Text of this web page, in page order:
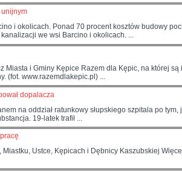
i okolicach. Ponad 70 procent kosztów budowy
we wsi Barcino i okolicach. ...
Miasta i Gminy Kępice Razem dla Kępic, na której są
dotyczące spraw związanych z życiem mieszkańców gminy. (fot. www.razemdlakepic.pl) ...
dopalacza
na oddział ratunkowy słupskiego szpitala po tym,
19-latek trafił ...
Miastku, Ustce, Kępicach i Dębnicy Kaszubskiej Więcej na